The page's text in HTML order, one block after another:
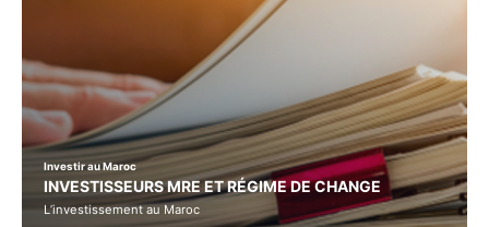
Investir au Maroc
INVESTISSEURS MRE ET RÉGIME DE CHANGE
L’investissement au Maroc